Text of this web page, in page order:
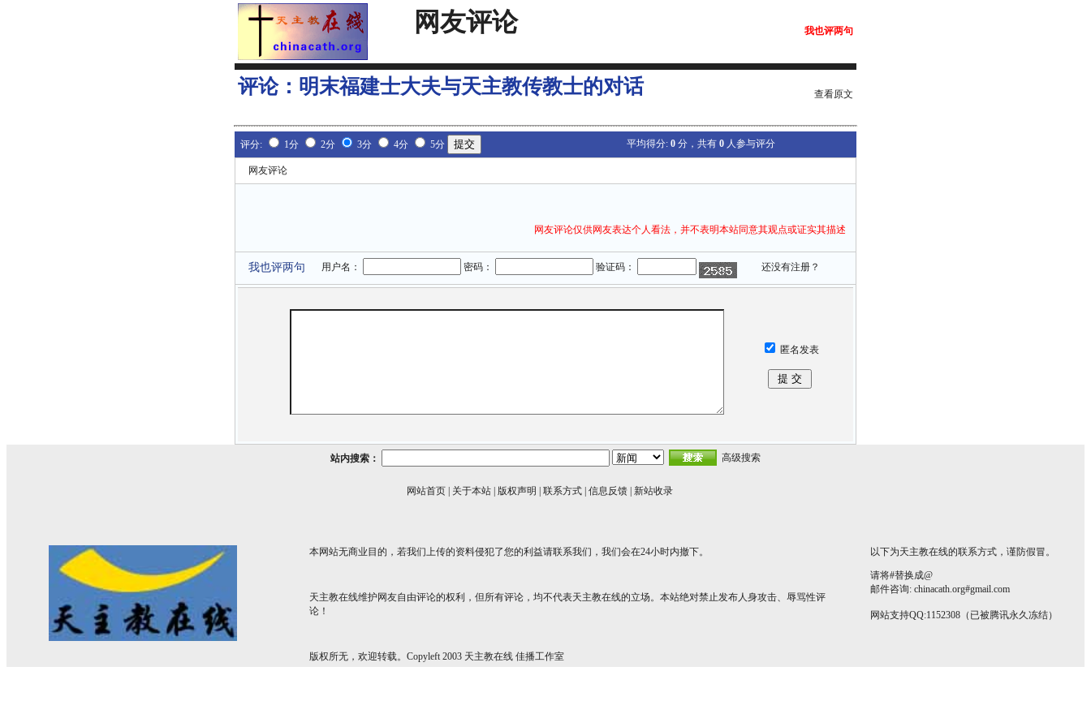
网友评论 我也评两句
评论： 明末福建士大夫与天主教传教士的对话 查看原文
评分: 1分 2分 3分 4分 5分 平均得分: 0 分，共有 0 人参与评分
网友评论
网友评论仅供网友表达个人看法，并不表明本站同意其观点或证实其描述
我也评两句 用户名： 密码： 验证码： 还没有注册？
匿名发表
站内搜索： 高级搜索
网站首页 关于本站 版权声明 联系方式 信息反馈 新站收录
本网站无商业目的，若我们上传的资料侵犯了您的利益请联系我们，我们会在24小时内撤下。
天主教在线维护网友自由评论的权利，但所有评论，均不代表天主教在线的立场。本站绝对禁止发布人身攻击、辱骂性评
论！
版权所无，欢迎转载。Copyleft 2003 天主教在线 佳播工作室
以下为天主教在线的联系方式，谨防假冒。
请将#替换成@
邮件咨询: chinacath.org#gmail.com
网站支持QQ:1152308（已被腾讯永久冻结）